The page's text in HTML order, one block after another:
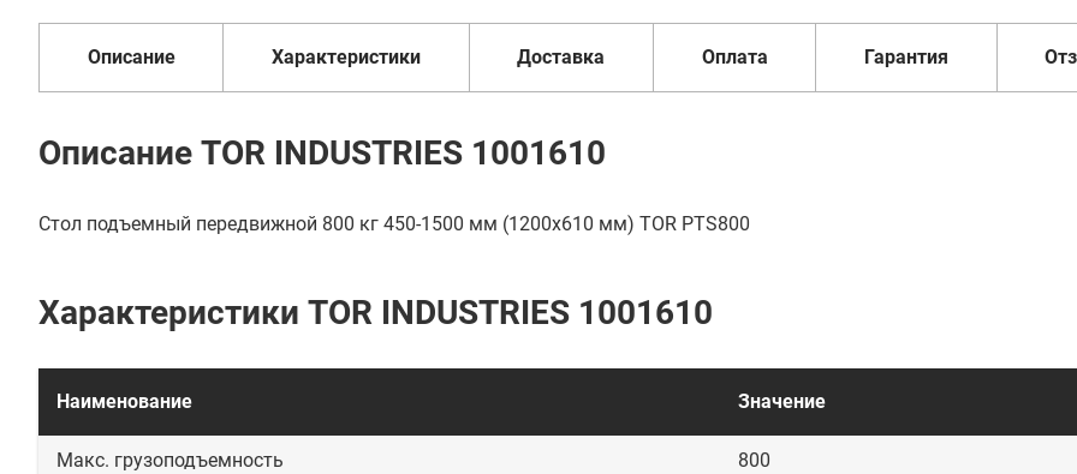
Описание Характеристики Доставка Оплата Гарантия
Описание TOR INDUSTRIES 1001610
Стол подъемный передвижной 800 кг 450-1500 мм (1200х610 мм) TOR PTS800
Характеристики TOR INDUSTRIES 1001610
Наименование Значение
Макс. грузоподъемность 800